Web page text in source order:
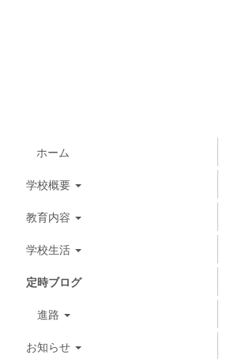
ホーム
学校概要
教育内容
学校生活
定時ブログ
進路
お知らせ